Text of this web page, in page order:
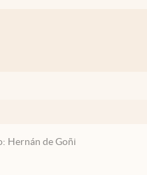
Hernán de Goñi